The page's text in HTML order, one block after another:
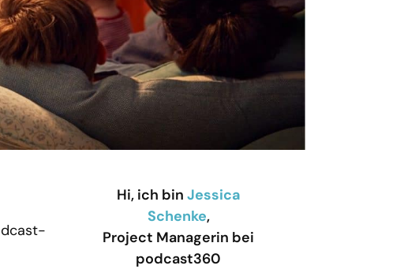
Hi, ich bin Jessica
Schenke,
Project Managerin bei
podcast360